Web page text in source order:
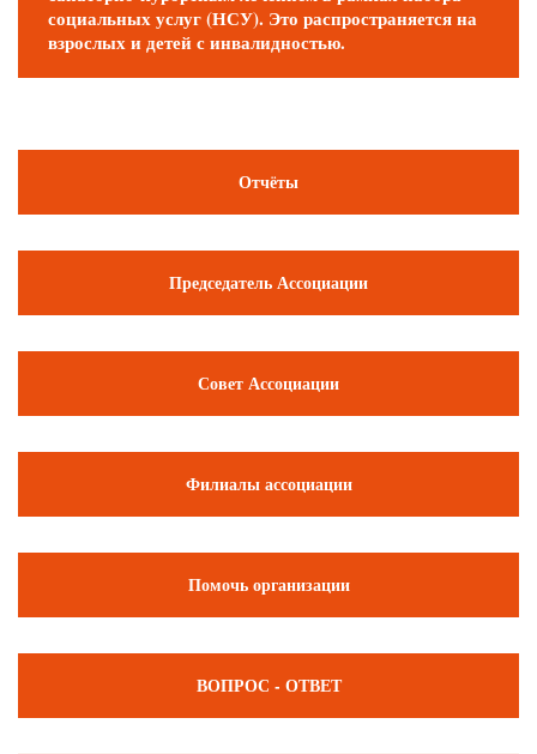
социальных услуг (НСУ). Это распространяется на
взрослых и детей с инвалидностью.
Отчёты
Председатель Ассоциации
Совет Ассоциации
Филиалы ассоциации
Помочь организации
ВОПРОС - ОТВЕТ